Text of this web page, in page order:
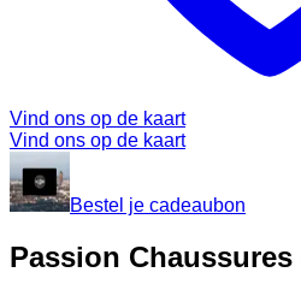
Vind ons op de kaart
Vind ons op de kaart
Bestel je cadeaubon
Passion